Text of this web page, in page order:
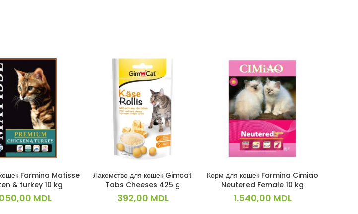
В КОРЗИНУFarmina Matisse
& turkey 10 kg
MDL
В КОРЗИНУ
Лакомство для кошек Gimcat
Tabs Cheeses 425 g
392,00 MDL
В КОРЗИНУ
Корм для кошек Farmina Cimiao
Neutered Female 10 kg
1.540,00 MDL